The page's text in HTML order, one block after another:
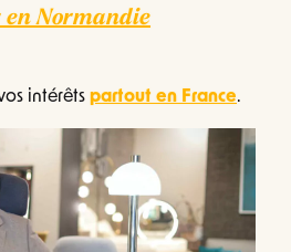
Normandie
intérêts partout en France.